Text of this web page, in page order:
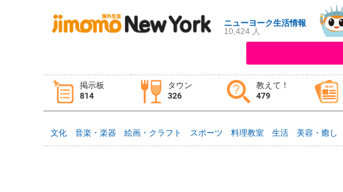
ニューヨーク生活情報
10,424 人
掲示板
814
タウン
326
教えて！
479
タウン情報
文化 音楽・楽器 絵画・クラフト スポーツ 料理教室 生活 美容・癒し